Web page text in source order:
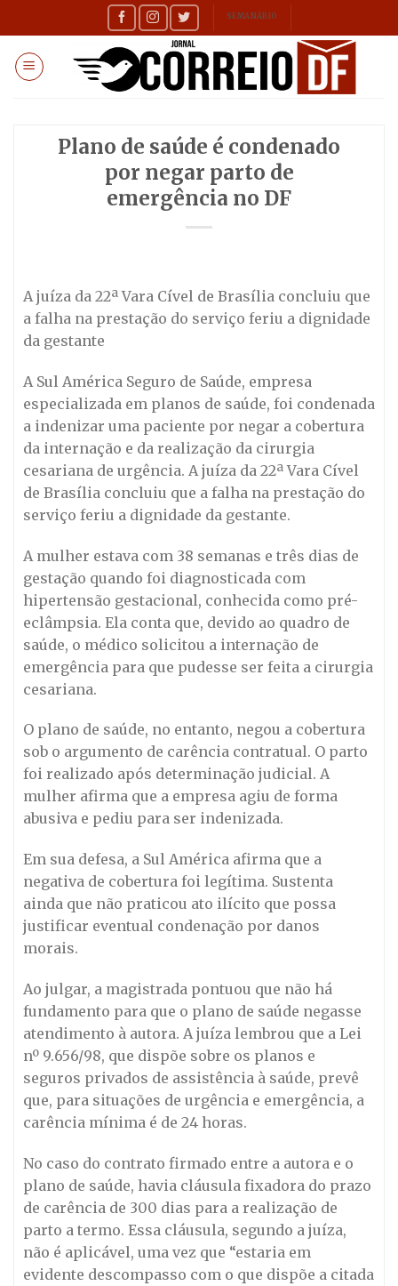
to
content
SEMANÁRIO
Plano de saúde é condenado
por negar parto de
emergência no DF
A juíza da 22ª Vara Cível de Brasília concluiu que
a falha na prestação do serviço feriu a dignidade
da gestante
A Sul América Seguro de Saúde, empresa
especializada em planos de saúde, foi condenada
a indenizar uma paciente por negar a cobertura
da internação e da realização da cirurgia
cesariana de urgência. A juíza da 22ª Vara Cível
de Brasília concluiu que a falha na prestação do
serviço feriu a dignidade da gestante.
A mulher estava com 38 semanas e três dias de
gestação quando foi diagnosticada com
hipertensão gestacional, conhecida como pré-
eclâmpsia. Ela conta que, devido ao quadro de
saúde, o médico solicitou a internação de
emergência para que pudesse ser feita a cirurgia
cesariana.
O plano de saúde, no entanto, negou a cobertura
sob o argumento de carência contratual. O parto
foi realizado após determinação judicial. A
mulher afirma que a empresa agiu de forma
abusiva e pediu para ser indenizada.
Em sua defesa, a Sul América afirma que a
negativa de cobertura foi legítima. Sustenta
ainda que não praticou ato ilícito que possa
justificar eventual condenação por danos
morais.
Ao julgar, a magistrada pontuou que não há
fundamento para que o plano de saúde negasse
atendimento à autora. A juíza lembrou que a Lei
nº 9.656/98, que dispõe sobre os planos e
seguros privados de assistência à saúde, prevê
que, para situações de urgência e emergência, a
carência mínima é de 24 horas.
No caso do contrato firmado entre a autora e o
plano de saúde, havia cláusula fixadora do prazo
de carência de 300 dias para a realização de
parto a termo. Essa cláusula, segundo a juíza,
não é aplicável, uma vez que “estaria em
evidente descompasso com o que dispõe a citada